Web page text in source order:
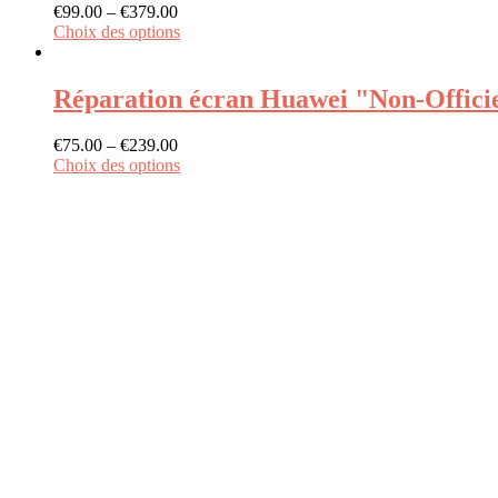
€99.00 – €379.00
Choix des options
Réparation écran Huawei "Non-
€75.00 – €239.00
Choix des options